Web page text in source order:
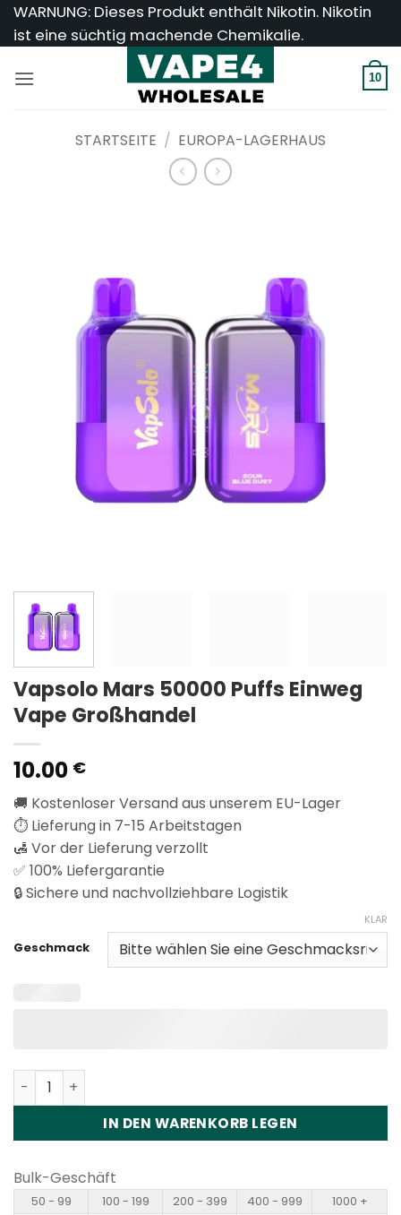
Zum
Inhalt
WARNUNG: Dieses Produkt enthält Nikotin. Nikotin
ist eine süchtig machende Chemikalie.
10
STARTSEITE / EUROPA-LAGERHAUS
Vapsolo Mars 50000 Puffs Einweg
Vape Großhandel
10.00 €
🚚 Kostenloser Versand aus unserem EU-Lager
⏱️ Lieferung in 7-15 Arbeitstagen
🛃 Vor der Lieferung verzollt
✅ 100% Liefergarantie
🔒 Sichere und nachvollziehbare Logistik
Geschmack
KLAR
Vapsolo Mars 50000 Puffs Disposable Vape Wholesale
IN DEN WARENKORB LEGEN
Bulk-Geschäft
50 - 99 100 - 199 200 - 399 400 - 999
1000 +